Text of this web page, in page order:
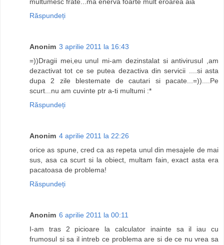
Răspundeți
Anonim 3 aprilie 2011 la 16:43
=))Dragii mei,eu unul mi-am dezinstalat si antivirusul ,am
dezactivat tot ce se putea dezactiva din servicii ....si asta
dupa 2 zile blestemate de cautari si pacate...=))....Pe
scurt...nu am cuvinte ptr a-ti multumi :*
Răspundeți
Anonim 4 aprilie 2011 la 22:26
orice as spune, cred ca as repeta unul din mesajele de mai
sus, asa ca scurt si la obiect, multam fain, exact asta era
pacatoasa de problema!
Răspundeți
Anonim 6 aprilie 2011 la 00:11
I-am tras 2 picioare la calculator inainte sa il iau cu
frumosul si sa il intreb ce problema are si de ce nu vrea sa